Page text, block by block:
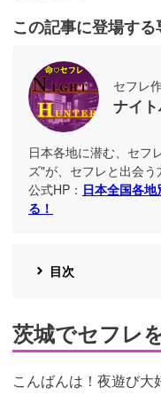
この記事に登場す
セフレ
ナイ
日本各地に潜む、セフ
ズ"が、セフレと出会う
公式HP： 日本全国各
る！
目次
茨城でセフレ
こんばんは！夜遊び大